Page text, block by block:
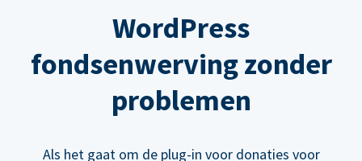
WordPress
fondsenwerving zonder
problemen
Als het gaat om de plug-in voor donaties voor